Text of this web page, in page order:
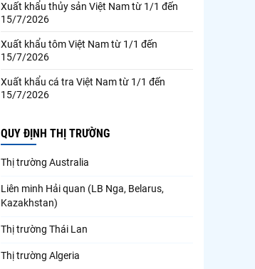
Xuất khẩu thủy sản Việt Nam từ 1/1 đến
15/7/2026
Xuất khẩu tôm Việt Nam từ 1/1 đến
15/7/2026
Xuất khẩu cá tra Việt Nam từ 1/1 đến
15/7/2026
QUY ĐỊNH THỊ TRƯỜNG
Thị trường Australia
Liên minh Hải quan (LB Nga, Belarus,
Kazakhstan)
Thị trường Thái Lan
Thị trường Algeria